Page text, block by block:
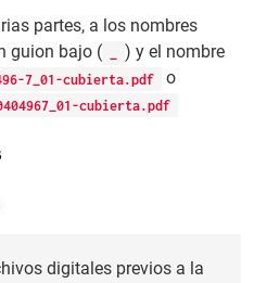
partes, a los nombres
guion bajo (
) y el nombre
7_01-cubierta.pdf
o
cubierta.pdf
digitales previos a la